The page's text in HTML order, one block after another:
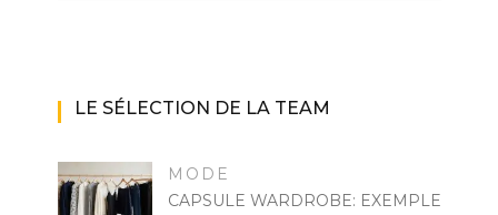
LE SÉLECTION DE LA TEAM
MODE
CAPSULE WARDROBE: EXEMPLE